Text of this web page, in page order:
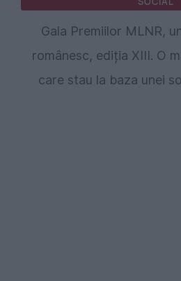
Gala Premiilor MLNR,
românesc, ediția XIII. O
care stau la baza unei